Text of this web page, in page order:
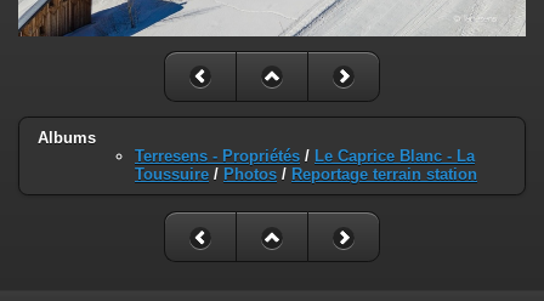
Albums
Terresens - Propriétés / Le Caprice Blanc - La
Toussuire / Photos / Reportage terrain station